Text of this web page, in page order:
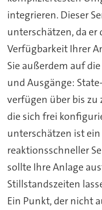
integrieren. Dieser
unterschätzen, da
Verfügbarkeit Ihrer
Sie außerdem auf
und Ausgänge:
verfügen über bis zu
die sich frei
unterschätzen ist
reaktionsschneller
sollte Ihre Anlage
Stillstandszeiten
Ein Punkt, der nicht